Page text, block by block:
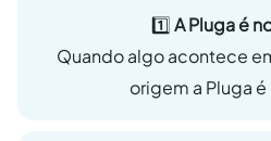
1️⃣A Pluga é
Quando algo acontece
origem a Pluga